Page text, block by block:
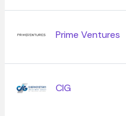
Prime Ventures
CIG